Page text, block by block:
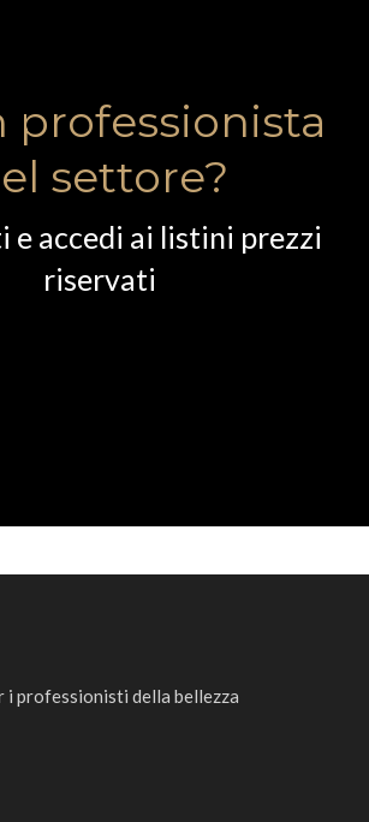
professionista
settore?
e accedi ai listini prezzi
riservati
i professionisti della bellezza